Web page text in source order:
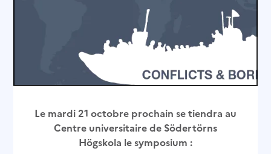
Le mardi 21 octobre prochain se tiendra au
Centre universitaire de Södertörns
Högskola le symposium :